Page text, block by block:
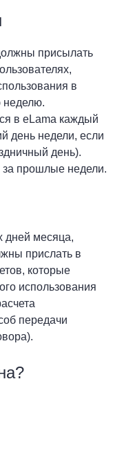
присылать
в
неделю.
в eLama каждый
день недели, если
день).
за прошлые недели.
дней месяца,
прислать в
которые
использования
передачи